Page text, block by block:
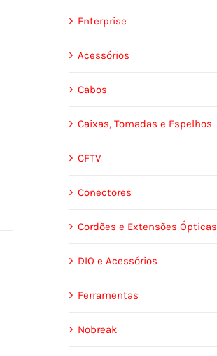
Enterprise
Acessórios
Cabos
Caixas, Tomadas e Espelhos
CFTV
Conectores
Cordões e Extensões Ópticas
DIO e Acessórios
Ferramentas
Nobreak